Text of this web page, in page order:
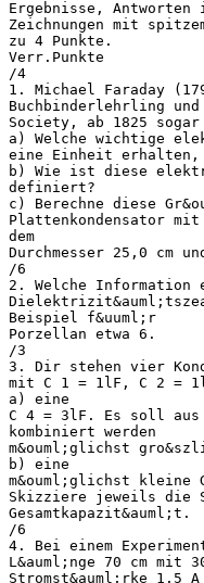
Ergebnisse, Antworten
Zeichnungen mit
zu 4 Punkte.
Verr.Punkte
/4
1. Michael Faraday
Buchbinderlehrling
Society, ab 1825
a) Welche wichtige
eine Einheit erhalten,
b) Wie ist diese
definiert?
c) Berechne diese
Plattenkondensator
dem
Durchmesser 25,0 cm
/6
2. Welche Information
Beispiel f&uuml;r
Porzellan etwa 6.
/3
3. Dir stehen vier
mit C 1 = 1lF, C 2 =
a) eine
C 4 = 3lF. Es soll aus
kombiniert werden
m&ouml;glichst
b) eine
m&ouml;glichst kleine
Skizziere jeweils die
Gesamtkapazit&auml;t.
/6
4. Bei einem
L&auml;nge 70 cm mit
Stromst&auml;rke 1,5